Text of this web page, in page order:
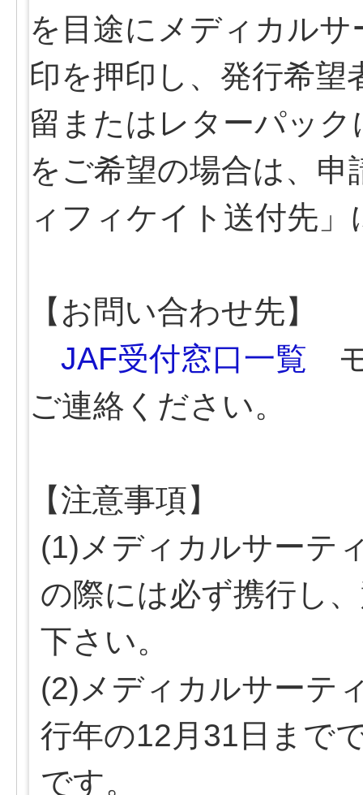
を目途にメディカル
印を押印し、発行希望
留またはレターパッ
をご希望の場合は、
ィフィケイト送付先
【お問い合わせ先】
JAF受付窓口一覧
ご連絡ください。
【注意事項】
(1)メディカルサーテ
の際には必ず携行し
下さい。
(2)メディカルサーテ
行年の12月31日まで
です。